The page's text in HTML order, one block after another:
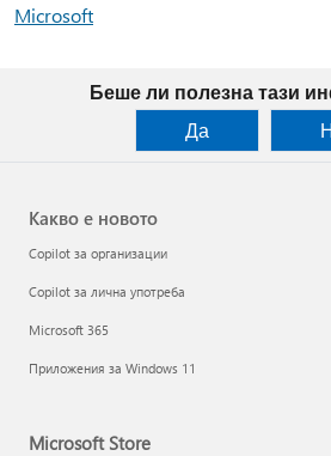
Microsoft
Беше ли полезна тази
Да
Какво е новото
Copilot за организации
Copilot за лична употреба
Microsoft 365
Приложения за Windows 11
Microsoft Store